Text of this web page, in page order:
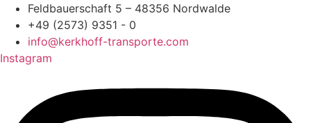
Zum
Inhalt
springen
Feldbauerschaft 5 – 48356 Nordwalde
+49 (2573) 9351 - 0
info@kerkhoff-transporte.com
Instagram